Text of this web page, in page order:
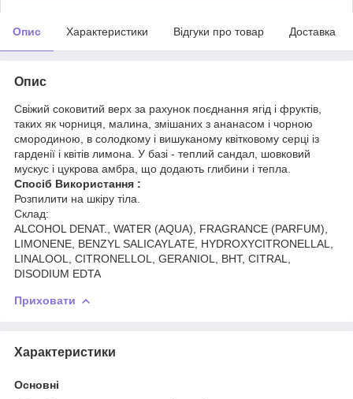
Опис Характеристики Відгуки про товар Доставка
Опис
Свіжий соковитий верх за рахунок поєднання ягід і фруктів,
таких як чорниця, малина, змішаних з ананасом і чорною
смородиною, в солодкому і вишуканому квітковому серці із
гарденії і квітів лимона. У базі - теплий сандал, шовковий
мускус і цукрова амбра, що додають глибини і тепла.
Спосіб Використання :
Розпилити на шкіру тіла.
Склад:
ALCOHOL DENAT., WATER (AQUA), FRAGRANCE (PARFUM),
LIMONENE, BENZYL SALICAYLATE, HYDROXYCITRONELLAL,
LINALOOL, CITRONELLOL, GERANIOL, BHT, CITRAL,
DISODIUM EDTA
Приховати
Характеристики
Основні